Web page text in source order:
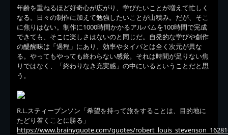
年齢を重ねるほど好奇心が広がり、学びたいことが増えて忙しく
なる。日々の制作に加えて勉強したいことが山積み。だが、そこ
に焦りはない。制作に1000時間かかるアルバムを100時間で完成
できても、そこに楽しさはないのと同じだ。自発的な学びや創作
の醍醐味は「過程」にあり、効率やタイパとは全く次元が異な
る。やってもやっても終わらない感覚。それは時間が足りない焦
りではなく、「終わりなき充実感」の中にいるということだと思
う。
R.L.スティーブンソン「希望を持って旅をすることは、目的地に
たどり着くことに勝る」
https://www.brainyquote.com/quotes/